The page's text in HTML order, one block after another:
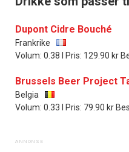
Dupont Cidre Bouché
Frankrike
Volum: 0.38 l Pris: 129.90 kr
Brussels Beer Project
Belgia
Volum: 0.33 l Pris: 79.90 kr